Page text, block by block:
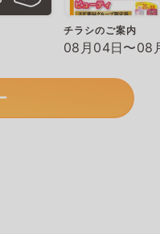
チラシのご案内
08月04日〜08